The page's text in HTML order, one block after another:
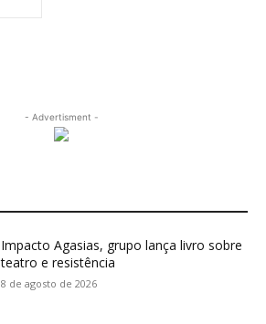
- Advertisment -
Impacto Agasias, grupo lança livro sobre
teatro e resistência
8 de agosto de 2026